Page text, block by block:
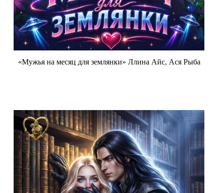
«Мужья на месяц для землянки» Ллина Айс, Ася Рыба